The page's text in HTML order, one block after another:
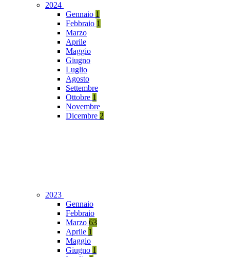
2024
Gennaio 1
Febbraio 1
Marzo
Aprile
Maggio
Giugno
Luglio
Agosto
Settembre
Ottobre 1
Novembre
Dicembre 2
2023
Gennaio
Febbraio
Marzo 63
Aprile 1
Maggio
Giugno 1